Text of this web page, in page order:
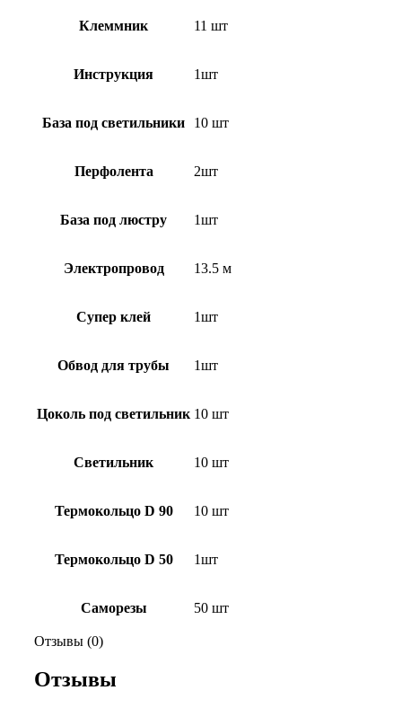
Клеммник 11 шт
Инструкция 1шт
База под светильники 10 шт
Перфолента 2шт
База под люстру 1шт
Электропровод 13.5 м
Супер клей 1шт
Обвод для трубы 1шт
Цоколь под светильник 10 шт
Светильник 10 шт
Термокольцо D 90 10 шт
Термокольцо D 50 1шт
Саморезы 50 шт
Отзывы (0)
Отзывы